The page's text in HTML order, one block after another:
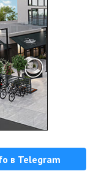
в Telegram